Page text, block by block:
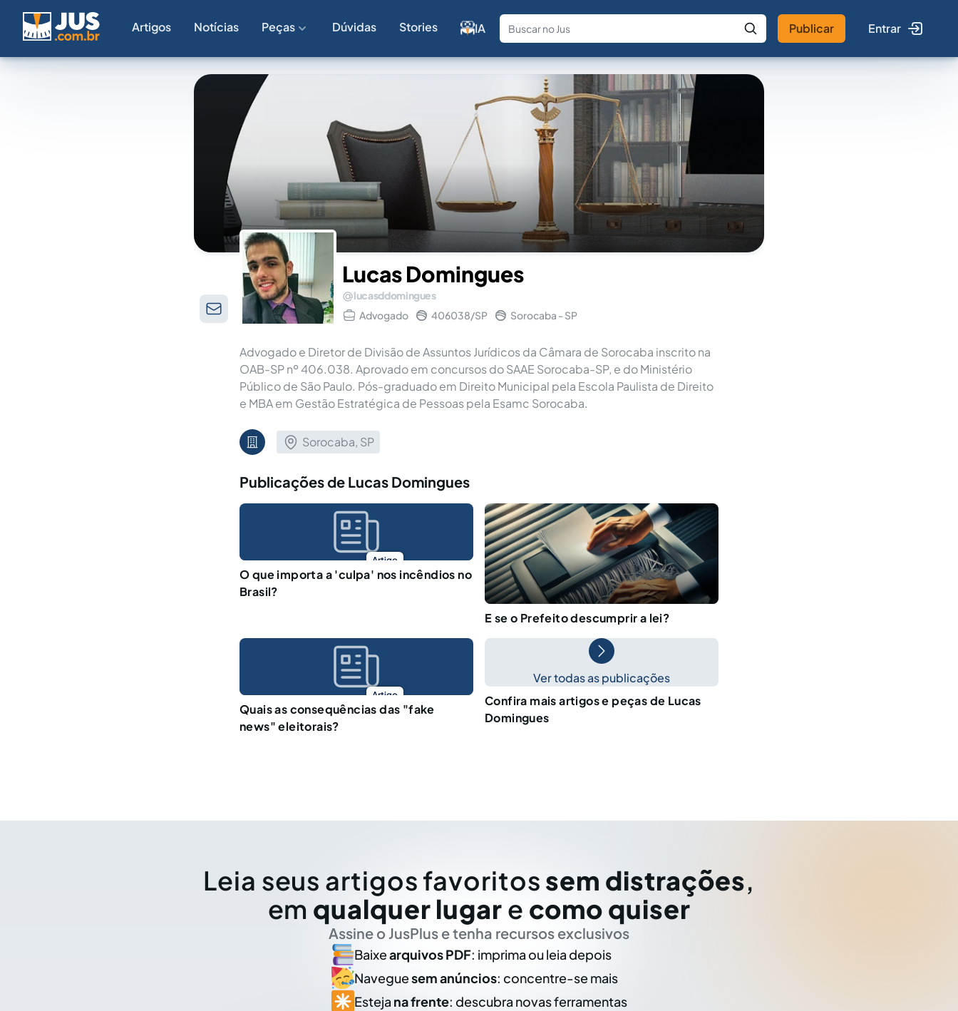
Artigos Notícias Peças Dúvidas Stories IA
Fale com a IA Buscar no Jus
Publicar Entrar
Lucas Domingues
lucasddomingues
Advogado
406038/SP Sorocaba - SP
Advogado e Diretor de Divisão de Assuntos Jurídicos da Câmara de Sorocaba inscrito na
OAB-SP nº 406.038. Aprovado em concursos do SAAE Sorocaba-SP, e do Ministério
Público de São Paulo. Pós-graduado em Direito Municipal pela Escola Paulista de Direito
e MBA em Gestão Estratégica de Pessoas pela Esamc Sorocaba.
Sorocaba, SP
Publicações de Lucas Domingues
Artigo
O que importa a 'culpa' nos incêndios no
Brasil?
E se o Prefeito descumprir a lei?
Artigo
Quais as consequências das "fake
news" eleitorais?
Ver todas as publicações
Confira mais artigos e peças de Lucas
Domingues
Leia seus artigos favoritos sem distrações,
em qualquer lugar e como quiser
Assine o JusPlus e tenha recursos exclusivos
Baixearquivos PDF: imprima ou leia depois
Naveguesem anúncios: concentre-se mais
Esteja na frente: descubra novas ferramentas